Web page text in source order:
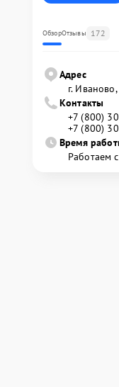
ОбзорОтзывы 172
Адрес
г.
Контакты
+7 (800)
+7 (800)
Время
Работаем